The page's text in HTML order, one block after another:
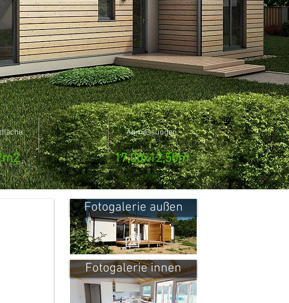
Abmessungen
17,00x12,50m
Fotogalerie außen
Fotogalerie innen